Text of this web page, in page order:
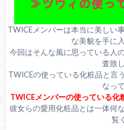
TWICEメンバーは本当に美しい
な美貌を手に
今回はそんな風に思っている人
査致
TWICEの使っている化粧品と言
なっ
TWICEメンバーの使っている化
彼女らの愛用化粧品とは一体何
覧